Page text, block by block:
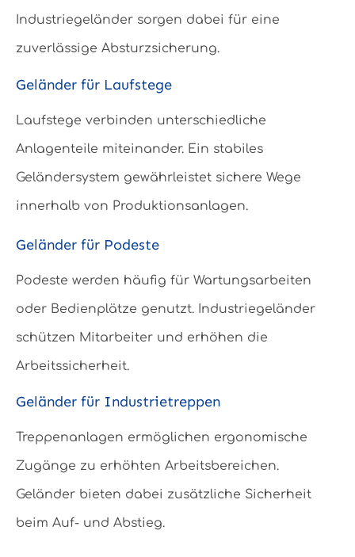
Industriegeländer sorgen dabei für eine
zuverlässige Absturzsicherung.
Geländer für Laufstege
Laufstege verbinden unterschiedliche
Anlagenteile miteinander. Ein stabiles
Geländersystem gewährleistet sichere Wege
innerhalb von Produktionsanlagen.
Geländer für Podeste
Podeste werden häufig für Wartungsarbeiten
oder Bedienplätze genutzt. Industriegeländer
schützen Mitarbeiter und erhöhen die
Arbeitssicherheit.
Geländer für Industrietreppen
Treppenanlagen ermöglichen ergonomische
Zugänge zu erhöhten Arbeitsbereichen.
Geländer bieten dabei zusätzliche Sicherheit
beim Auf- und Abstieg.